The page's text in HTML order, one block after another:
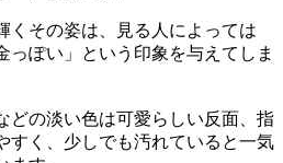
くその姿は、見る人によっては
っぽい」という印象を与えてしま
どの淡い色は可愛らしい反面、指
すく、少しでも汚れていると一気